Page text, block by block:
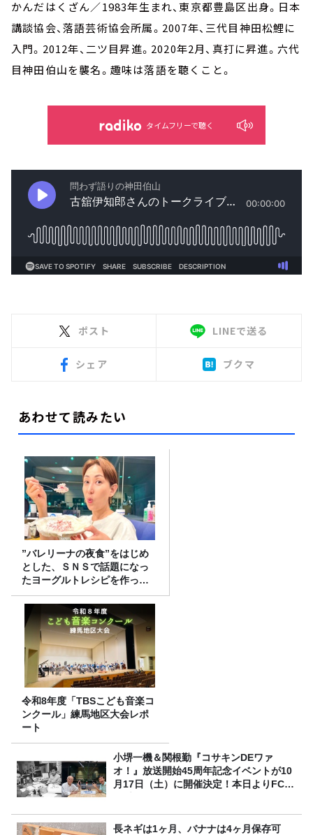
かんだはくざん／1983年生まれ、東京都豊島区出身。日本
講談協会、落語芸術協会所属。2007年、三代目神田松鯉に
入門。2012年、二ツ目昇進。2020年2月、真打に昇進。六代
目神田伯山を襲名。趣味は落語を聴くこと。
タイムフリーで聴く
ポスト LINEで送る
シェア ブクマ
あわせて読みたい
”バレリーナの夜食”をはじめ
とした、ＳＮＳで話題になっ
たヨーグルトレシピを作って
みた！
令和8年度「TBSこども音楽コ
ンクール」練馬地区大会レポ
ート
小堺一機＆関根勤『コサキンDEワァ
オ！』放送開始45周年記念イベントが10
月17日（土）に開催決定！本日よりFC先
長ネギは1ヶ月、バナナは4ヶ月保存可